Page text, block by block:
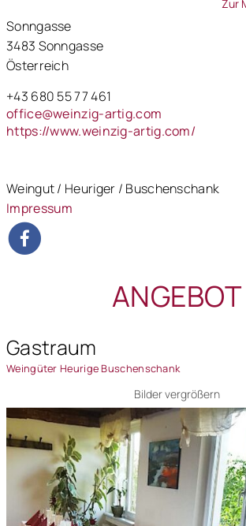
Zur
Sonngasse
3483 Sonngasse
Österreich
+43 680 55 77 461
office@weinzig-artig.com
https://www.weinzig-artig.com/
Weingut / Heuriger / Buschenschank
Impressum
ANGEBOT
Gastraum
Weingüter Heurige Buschenschank
Bilder vergrößern